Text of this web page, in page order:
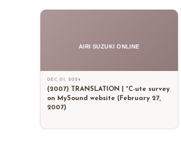
AIRI SUZUKI ONLINE
DEC 01, 2024
(2007) TRANSLATION | °C-ute survey
on MySound website (February 27,
2007)